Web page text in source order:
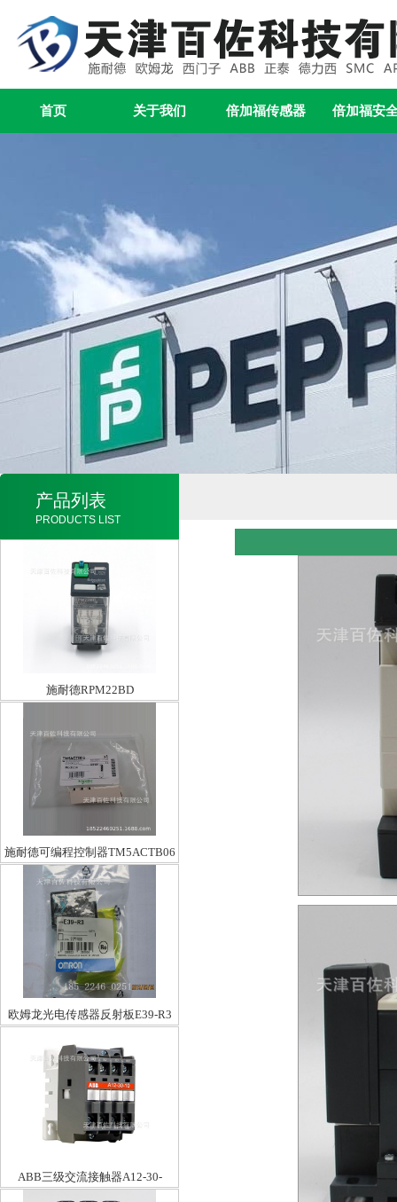
首页 关于我们 倍加福传感器 倍加福安
产品列表
PRODUCTS LIST
施耐德RPM22BD
施耐德可编程控制器TM5ACTB06
欧姆龙光电传感器反射板E39-R3
ABB三级交流接触器A12-30-